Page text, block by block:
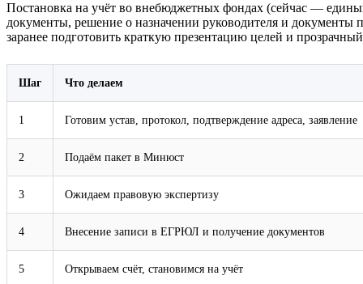
Постановка на учёт во внебюджетных фондах (сейчас —
документы, решение о назначении руководителя и
заранее подготовить краткую презентацию целей и
Шаг Что делаем
1 Готовим устав, протокол, подтверждение адреса, заявление
2 Подаём пакет в Минюст
3 Ожидаем правовую экспертизу
4 Внесение записи в ЕГРЮЛ и получение документов
5 Открываем счёт, становимся на учёт